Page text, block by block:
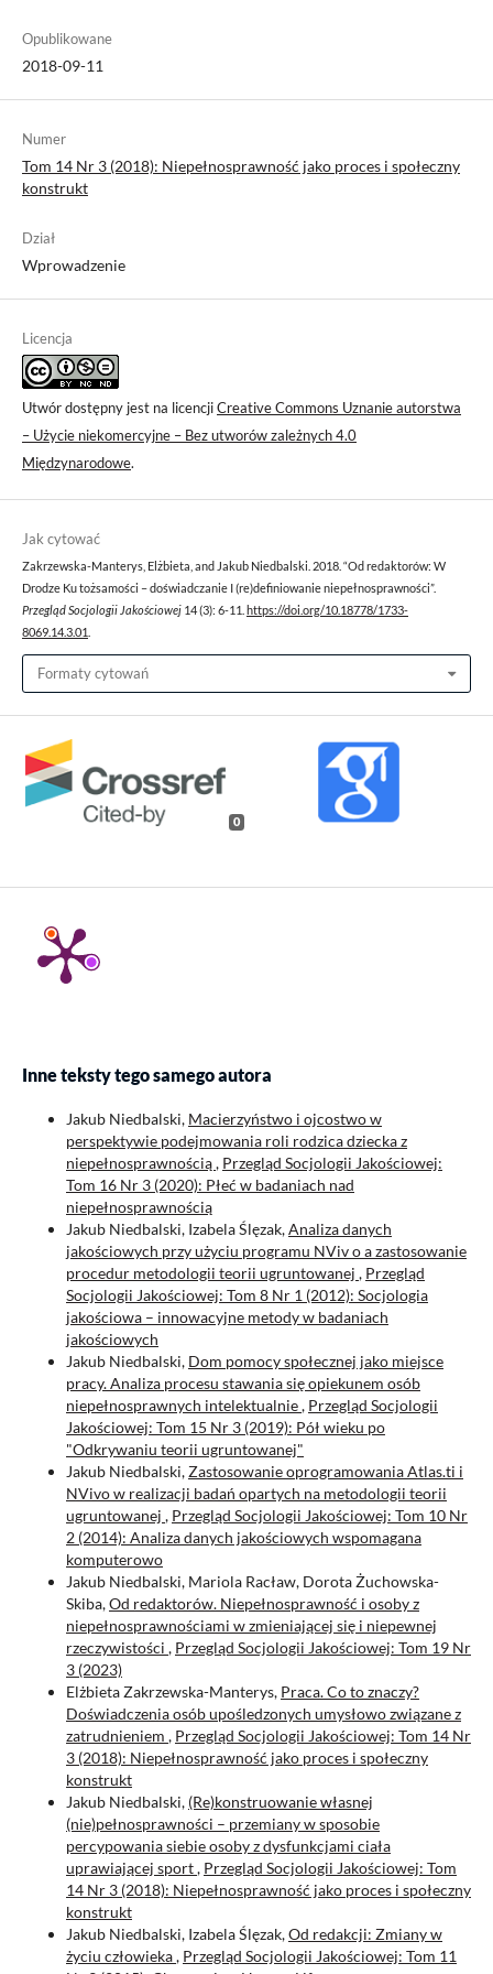
Opublikowane
2018-09-11
Numer
Tom 14 Nr 3 (2018): Niepełnosprawność jako proces i społeczny
konstrukt
Dział
Wprowadzenie
Licencja
Utwór dostępny jest na licencjiCreative Commons Uznanie autorstwa
– Użycie niekomercyjne – Bez utworów zależnych 4.0
Międzynarodowe.
Jak cytować
Zakrzewska-Manterys, Elżbieta, and Jakub Niedbalski. 2018. “Od redaktorów: W
Drodze Ku tożsamości – doświadczanie I (re)definiowanie niepełnosprawności”.
Przegląd Socjologii Jakościowej 14 (3): 6-11. https://doi.org/10.18778/1733-
8069.14.3.01
Formaty cytowań
0
Inne teksty tego samego autora
Jakub Niedbalski, Macierzyństwo i ojcostwo w
perspektywie podejmowania roli rodzica dziecka z
niepełnosprawnością, Przegląd Socjologii Jakościowej:
Tom 16 Nr 3 (2020): Płeć w badaniach nad
niepełnosprawnością
Jakub Niedbalski, Izabela Ślęzak,Analiza danych
jakościowych przy użyciu programu NViv o a zastosowanie
procedur metodologii teorii ugruntowanej , Przegląd
Socjologii Jakościowej: Tom 8 Nr 1 (2012): Socjologia
jakościowa – innowacyjne metody w badaniach
jakościowych
Jakub Niedbalski, Dom pomocy społecznej jako miejsce
pracy. Analiza procesu stawania się opiekunem osób
niepełnosprawnych intelektualnie, Przegląd Socjologii
Jakościowej: Tom 15 Nr 3 (2019): Pół wieku po
"Odkrywaniu teorii ugruntowanej"
Jakub Niedbalski,Zastosowanie oprogramowania Atlas.ti i
NVivo w realizacji badań opartych na metodologii teorii
ugruntowanej , Przegląd Socjologii Jakościowej: Tom 10 Nr
2 (2014): Analiza danych jakościowych wspomagana
komputerowo
Jakub Niedbalski, Mariola Racław, Dorota Żuchowska-
Skiba,Od redaktorów. Niepełnosprawność i osoby z
niepełnosprawnościami w zmieniającej się i niepewnej
rzeczywistości , Przegląd Socjologii Jakościowej: Tom 19 Nr
3 (2023)
Elżbieta Zakrzewska-Manterys, Praca. Co to znaczy?
Doświadczenia osób upośledzonych umysłowo związane z
zatrudnieniem , Przegląd Socjologii Jakościowej: Tom 14 Nr
3 (2018): Niepełnosprawność jako proces i społeczny
konstrukt
Jakub Niedbalski, (Re)konstruowanie własnej
(nie)pełnosprawności – przemiany w sposobie
percypowania siebie osoby z dysfunkcjami ciała
uprawiającej sport, Przegląd Socjologii Jakościowej: Tom
14 Nr 3 (2018): Niepełnosprawność jako proces i społeczny
konstrukt
Jakub Niedbalski, Izabela Ślęzak,Od redakcji: Zmiany w
życiu człowieka, Przegląd Socjologii Jakościowej: Tom 11